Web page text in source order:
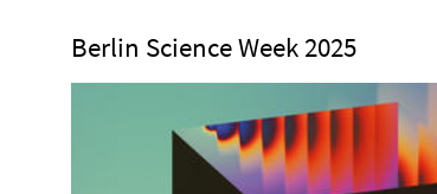
Berlin Science Week 2025